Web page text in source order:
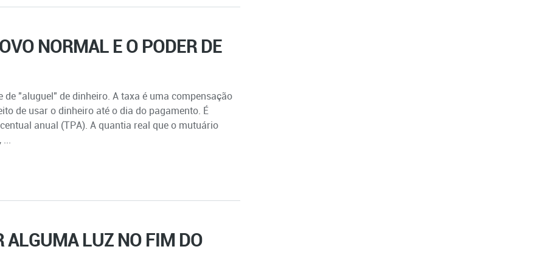
NORMAL E O PODER DE
"aluguel" de dinheiro. A taxa é uma compensação
de usar o dinheiro até o dia do pagamento. É
anual (TPA). A quantia real que o mutuário
...
ALGUMA LUZ NO FIM DO